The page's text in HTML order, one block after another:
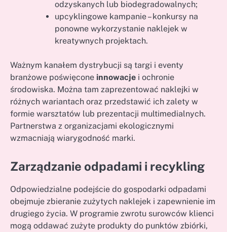
odzyskanych lub biodegradowalnych;
upcyklingowe kampanie – konkursy na
ponowne wykorzystanie naklejek w
kreatywnych projektach.
Ważnym kanałem dystrybucji są targi i eventy
branżowe poświęcone innowacje i ochronie
środowiska. Można tam zaprezentować naklejki w
różnych wariantach oraz przedstawić ich zalety w
formie warsztatów lub prezentacji multimedialnych.
Partnerstwa z organizacjami ekologicznymi
wzmacniają wiarygodność marki.
Zarządzanie odpadami i recykling
Odpowiedzialne podejście do gospodarki odpadami
obejmuje zbieranie zużytych naklejek i zapewnienie im
drugiego życia. W programie zwrotu surowców klienci
mogą oddawać zużyte produkty do punktów zbiórki,